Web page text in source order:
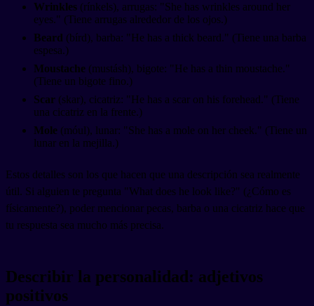
Wrinkles (rínkels), arrugas: "She has wrinkles around her
eyes." (Tiene arrugas alrededor de los ojos.)
Beard (bírd), barba: "He has a thick beard." (Tiene una barba
espesa.)
Moustache (mustásh), bigote: "He has a thin moustache."
(Tiene un bigote fino.)
Scar (skar), cicatriz: "He has a scar on his forehead." (Tiene
una cicatriz en la frente.)
Mole (móul), lunar: "She has a mole on her cheek." (Tiene un
lunar en la mejilla.)
Estos detalles son los que hacen que una descripción sea realmente
útil. Si alguien te pregunta "What does he look like?" (¿Cómo es
físicamente?), poder mencionar pecas, barba o una cicatriz hace que
tu respuesta sea mucho más precisa.
Describir la personalidad: adjetivos
positivos